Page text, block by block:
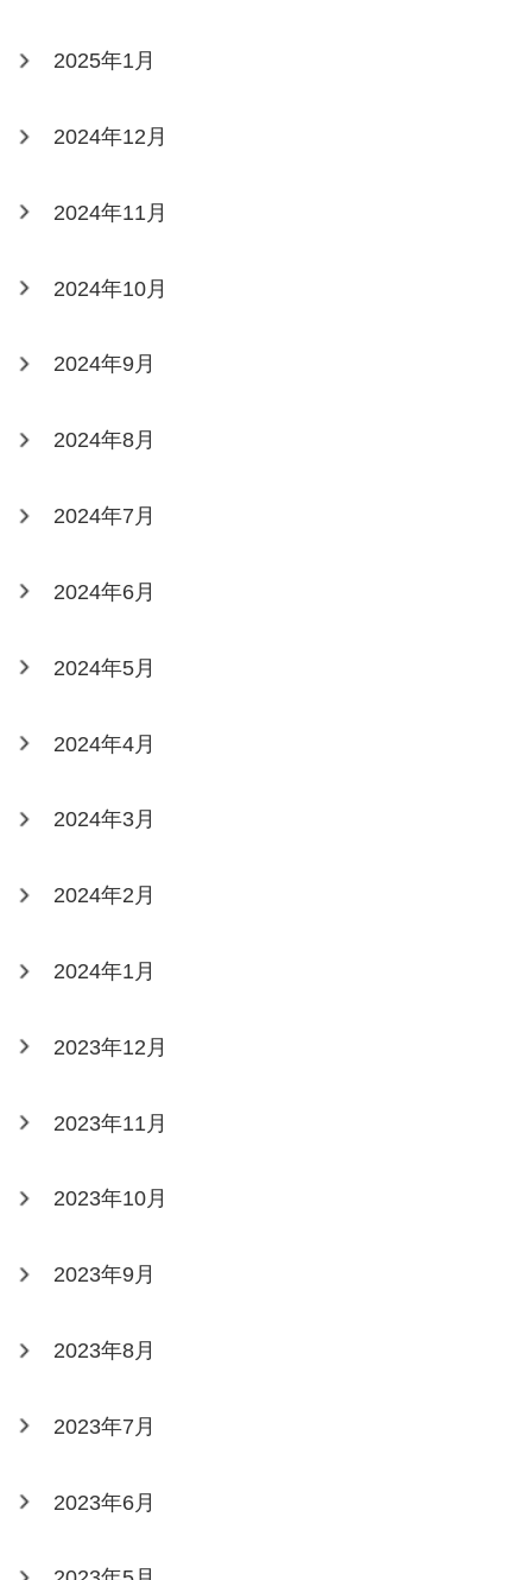
2025年1月
2024年12月
2024年11月
2024年10月
2024年9月
2024年8月
2024年7月
2024年6月
2024年5月
2024年4月
2024年3月
2024年2月
2024年1月
2023年12月
2023年11月
2023年10月
2023年9月
2023年8月
2023年7月
2023年6月